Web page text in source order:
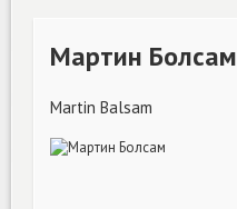
Мартин Болсам
Martin Balsam